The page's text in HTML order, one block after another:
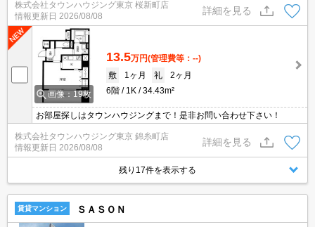
しならタウンハウジング東京へ★
株式会社タウンハウジング東京 桜新町店
情報更新日 2026/08/08
詳細を見る
画像：19枚
13.5万円(管理費等：--)
敷
1ヶ月 礼
2ヶ月
6階
1K 34.43m²
お部屋探しはタウンハウジングまで！是非お問い合わせ下さい！
株式会社タウンハウジング東京 錦糸町店
情報更新日 2026/08/08
詳細を見る
残り17件を表示する
賃貸マンション ＳＡＳＯＮ